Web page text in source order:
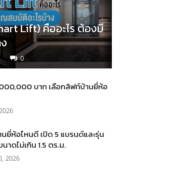
Lift) คืออะไร ต้องมี
0
บาท เลือกลิฟท์บ้านยี่ห้อ
ยี่ห้อไหนดี เปิด 5 แบรนด์และรุ่น
นาดไม่เกิน 1.5 ตร.ม.
2026